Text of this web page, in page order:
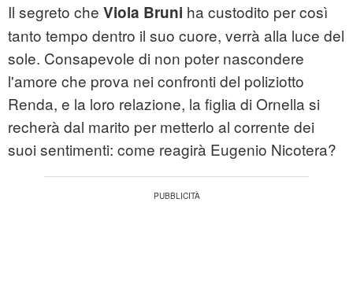
Il segreto che Viola Bruni ha custodito per così
tanto tempo dentro il suo cuore, verrà alla luce del
sole. Consapevole di non poter nascondere
l'amore che prova nei confronti del poliziotto
Renda, e la loro relazione, la figlia di Ornella si
recherà dal marito per metterlo al corrente dei
suoi sentimenti: come reagirà Eugenio Nicotera?